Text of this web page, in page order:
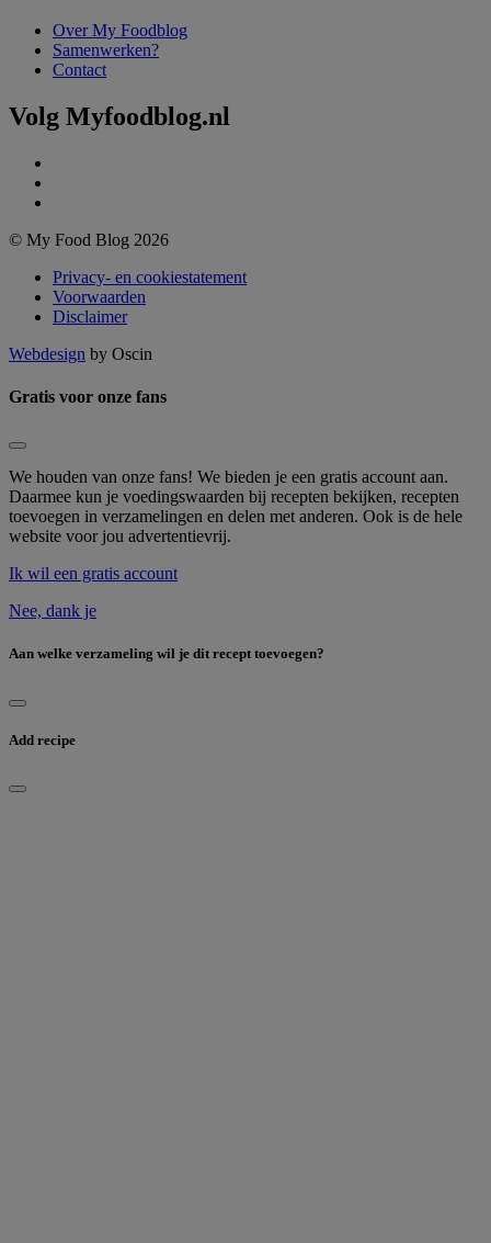
Over My Foodblog
Samenwerken?
Contact
Volg Myfoodblog.nl
© My Food Blog 2026
Privacy- en cookiestatement
Voorwaarden
Disclaimer
Webdesign by Oscin
Gratis voor onze fans
We houden van onze fans! We bieden je een gratis account aan.
Daarmee kun je voedingswaarden bij recepten bekijken, recepten
toevoegen in verzamelingen en delen met anderen. Ook is de hele
website voor jou advertentievrij.
Ik wil een gratis account
Nee, dank je
Aan welke verzameling wil je dit recept toevoegen?
Add recipe